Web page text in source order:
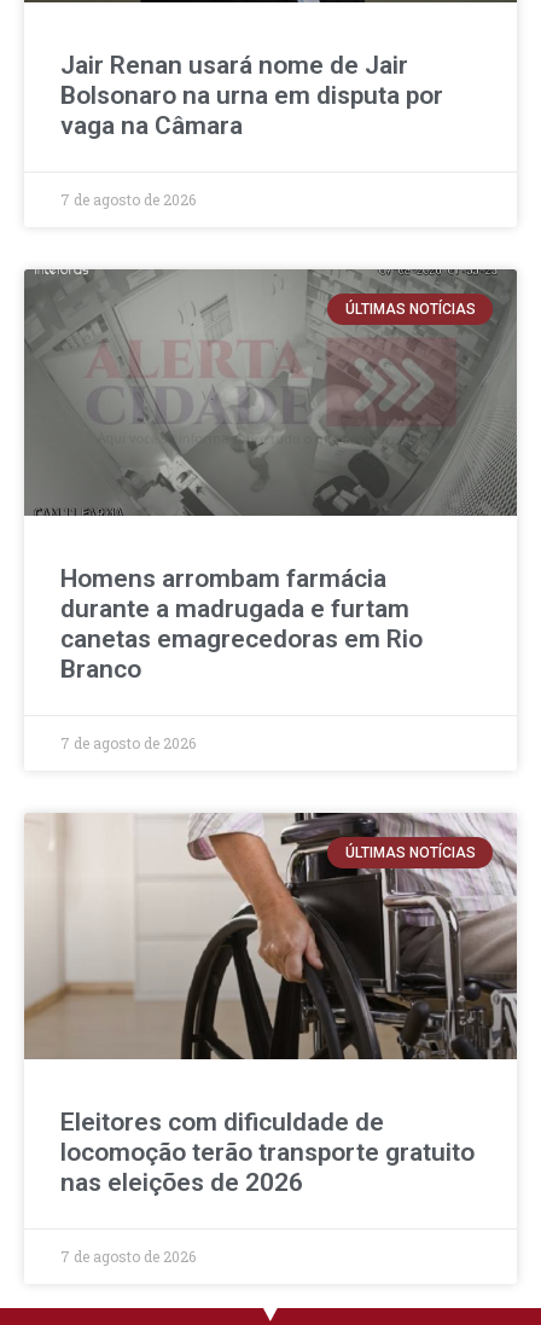
Jair Renan usará nome de Jair
Bolsonaro na urna em disputa por
vaga na Câmara
7 de agosto de 2026
ÚLTIMAS NOTÍCIAS
Homens arrombam farmácia
durante a madrugada e furtam
canetas emagrecedoras em Rio
Branco
7 de agosto de 2026
ÚLTIMAS NOTÍCIAS
Eleitores com dificuldade de
locomoção terão transporte gratuito
nas eleições de 2026
7 de agosto de 2026